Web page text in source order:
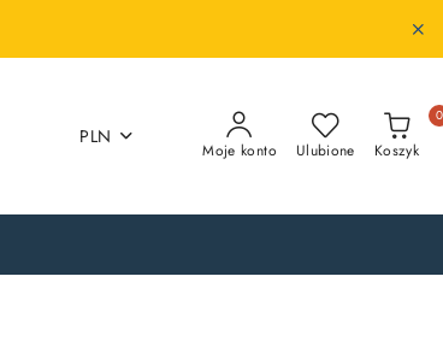
PLN
Moje konto Ulubione Koszyk
0